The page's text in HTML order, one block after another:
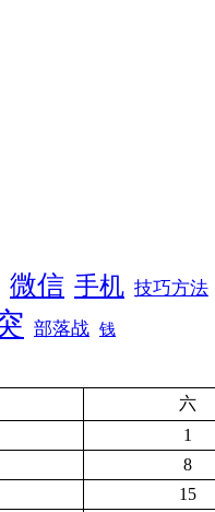
微信 手机 技巧方法
部落战 钱
六
1
8
15